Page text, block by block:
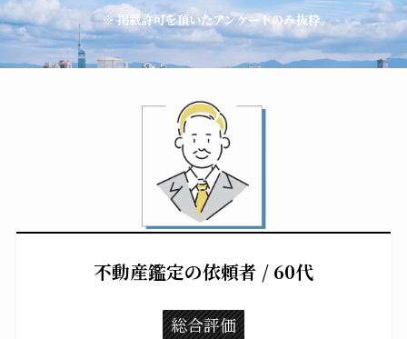
※ 掲載許可を頂いたアンケートのみ抜粋。
不動産鑑定の依頼者 / 60代
総合評価